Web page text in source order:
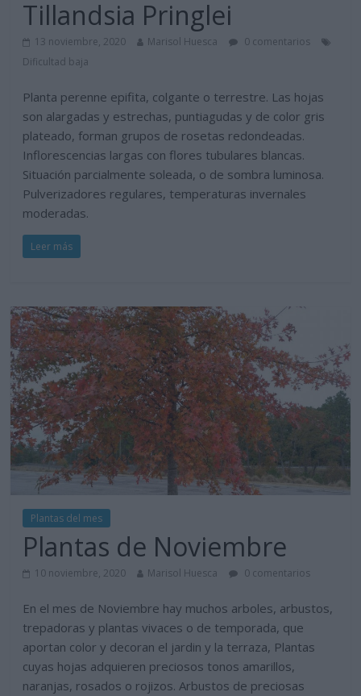
Tillandsia Pringlei
13 noviembre, 2020 Marisol Huesca
0 comentarios
Dificultad baja
Planta perenne epifita, colgante o terrestre. Las hojas
son alargadas y estrechas, puntiagudas y de color gris
plateado, forman grupos de rosetas redondeadas.
Inflorescencias largas con flores tubulares blancas.
Situación parcialmente soleada, o de sombra luminosa.
Pulverizadores regulares, temperaturas invernales
moderadas.
Leer más
Plantas del mes
Plantas de Noviembre
10 noviembre, 2020 Marisol Huesca 0 comentarios
En el mes de Noviembre hay muchos arboles, arbustos,
trepadoras y plantas vivaces o de temporada, que
aportan color y decoran el jardin y la terraza, Plantas
cuyas hojas adquieren preciosos tonos amarillos,
naranjas, rosados o rojizos. Arbustos de preciosas